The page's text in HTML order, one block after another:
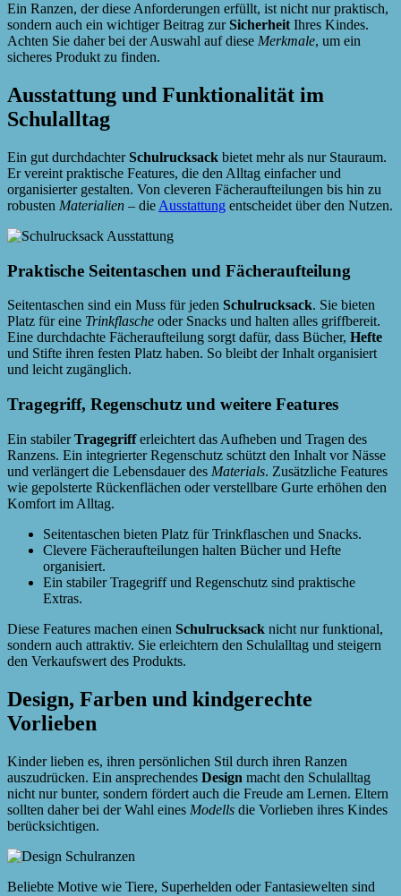
Ein Ranzen, der diese Anforderungen erfüllt, ist nicht nur praktisch,
sondern auch ein wichtiger Beitrag zurSicherheit Ihres Kindes.
Achten Sie daher bei der Auswahl auf diese Merkmale, um ein
sicheres Produkt zu finden.
Ausstattung und Funktionalität im
Schulalltag
Ein gut durchdachterSchulrucksack bietet mehr als nur Stauraum.
Er vereint praktische Features, die den Alltag einfacher und
organisierter gestalten. Von cleveren Fächeraufteilungen bis hin zu
robusten Materialien – die Ausstattung entscheidet über den Nutzen.
Praktische Seitentaschen und Fächeraufteilung
Seitentaschen sind ein Muss für jeden Schulrucksack. Sie bieten
Platz für eine Trinkflasche oder Snacks und halten alles griffbereit.
Eine durchdachte Fächeraufteilung sorgt dafür, dass Bücher, Hefte
und Stifte ihren festen Platz haben. So bleibt der Inhalt organisiert
und leicht zugänglich.
Tragegriff, Regenschutz und weitere Features
Ein stabilerTragegrifferleichtert das Aufheben und Tragen des
Ranzens. Ein integrierter Regenschutz schützt den Inhalt vor Nässe
und verlängert die Lebensdauer des Materials. Zusätzliche Features
wie gepolsterte Rückenflächen oder verstellbare Gurte erhöhen den
Komfort im Alltag.
Seitentaschen bieten Platz für Trinkflaschen und Snacks.
Clevere Fächeraufteilungen halten Bücher und Hefte
organisiert.
Ein stabiler Tragegriff und Regenschutz sind praktische
Extras.
Diese Features machen einen Schulrucksack nicht nur funktional,
sondern auch attraktiv. Sie erleichtern den Schulalltag und steigern
den Verkaufswert des Produkts.
Design, Farben und kindgerechte
Vorlieben
Kinder lieben es, ihren persönlichen Stil durch ihren Ranzen
auszudrücken. Ein ansprechendes Design macht den Schulalltag
nicht nur bunter, sondern fördert auch die Freude am Lernen. Eltern
sollten daher bei der Wahl eines Modells die Vorlieben ihres Kindes
berücksichtigen.
Beliebte Motive wie Tiere, Superhelden oder Fantasiewelten sind